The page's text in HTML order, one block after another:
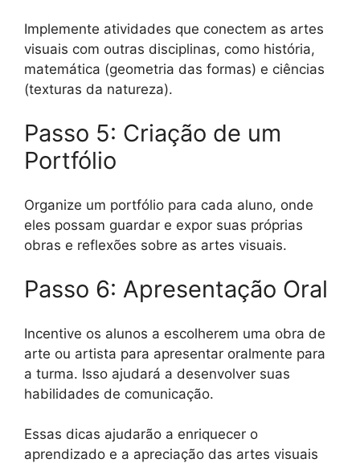
Implemente atividades que conectem as artes
visuais com outras disciplinas, como história,
matemática (geometria das formas) e ciências
(texturas da natureza).
Passo 5: Criação de um
Portfólio
Organize um portfólio para cada aluno, onde
eles possam guardar e expor suas próprias
obras e reflexões sobre as artes visuais.
Passo 6: Apresentação Oral
Incentive os alunos a escolherem uma obra de
arte ou artista para apresentar oralmente para
a turma. Isso ajudará a desenvolver suas
habilidades de comunicação.
Essas dicas ajudarão a enriquecer o
aprendizado e a apreciação das artes visuais